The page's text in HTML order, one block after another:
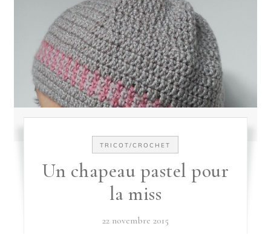
TRICOT/CROCHET
Un chapeau pastel pour
la miss
22 novembre 2015